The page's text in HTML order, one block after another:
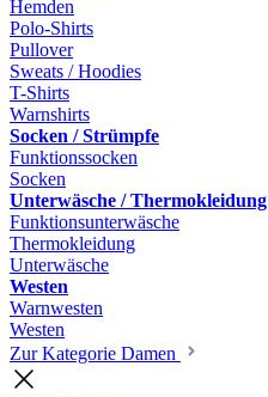
Hemden
Polo-Shirts
Pullover
Sweats / Hoodies
T-Shirts
Warnshirts
Socken / Strümpfe
Funktionssocken
Socken
Unterwäsche / Thermokleidung
Funktionsunterwäsche
Thermokleidung
Unterwäsche
Westen
Warnwesten
Westen
Zur Kategorie Damen